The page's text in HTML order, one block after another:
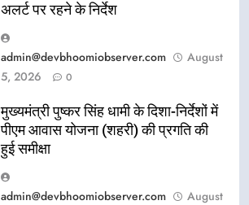
अलर्ट पर रहने के निर्देश
admin@devbhoomiobserver.com
August
5, 2026
0
मुख्यमंत्री पुष्कर सिंह धामी के दिशा-निर्देशों में
पीएम आवास योजना (शहरी) की प्रगति की
हुई समीक्षा
admin@devbhoomiobserver.com
August